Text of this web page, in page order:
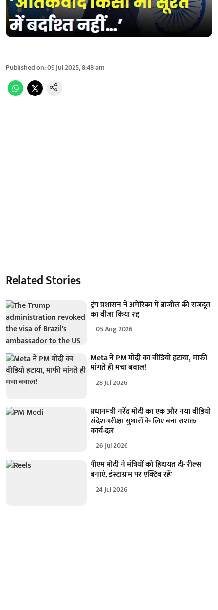
Published on:09 Jul 2025, 8:48 am
Related Stories
ट्रंप प्रशासन ने अमेरिका में ब्राजील की राजदूत
का वीजा किया रद्द
05 Aug 2026
Meta ने PM मोदी का वीडियो हटाया, माफी
मांगते ही मचा बवाल!
28 Jul 2026
प्रधानमंत्री नरेंद्र मोदी का एक और नया वीडियो
संदेश-परीक्षा सुधारों के लिए बना सशक्त
कार्य-दल
26 Jul 2026
पीएम मोदी ने मंत्रियों को हिदायत दी-'रील्स
बनाएं, इंस्टाग्राम पर एक्टिव रहें'
24 Jul 2026